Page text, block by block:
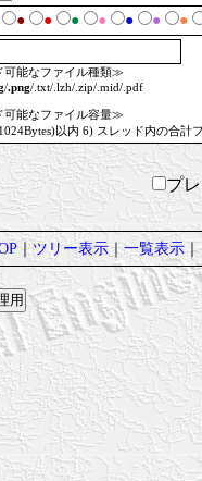
● ● ● ● ● ● ●
能なファイル種類≫
/.png/.txt/.lzh/.zip/.mid/.pdf
能なファイル容量≫
以内 6) スレッド内の合計
プ
｜ツリー表示｜一覧表示｜